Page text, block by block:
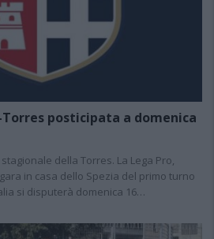
posticipata a domenica
della Torres. La Lega Pro,
in casa dello Spezia del primo turno
si disputerà domenica 16…